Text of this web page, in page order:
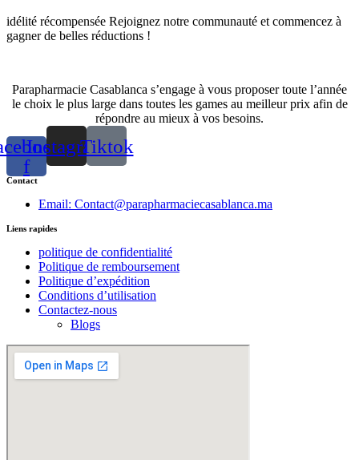
idélité récompensée Rejoignez notre communauté et commencez à
gagner de belles réductions !
Parapharmacie Casablanca s’engage à vous proposer toute l’année
le choix le plus large dans toutes les games au meilleur prix afin de
répondre au mieux à vos besoins.
f
InstagramTiktok
Contact
Email: Contact@parapharmaciecasablanca.ma
Liens rapides
politique de confidentialité
Politique de remboursement
Politique d’expédition
Conditions d’utilisation
Contactez-nous
Blogs